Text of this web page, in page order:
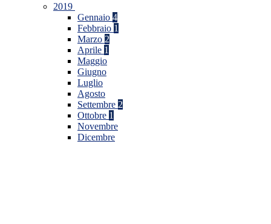
2019
Gennaio 4
Febbraio 1
Marzo 2
Aprile 1
Maggio
Giugno
Luglio
Agosto
Settembre 2
Ottobre 1
Novembre
Dicembre